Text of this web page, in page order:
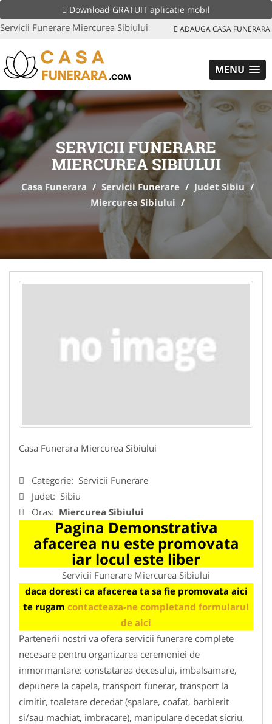
Download GRATUIT aplicatie mobil
Servicii Funerare Miercurea Sibiului ADAUGA CASA FUNERARA
MENU
SERVICII FUNERARE
MIERCUREA SIBIULUI
Casa Funerara / Servicii Funerare / Judet Sibiu /
Miercurea Sibiului /
Casa Funerara Miercurea Sibiului
Categorie: Servicii Funerare
Judet: Sibiu
Oras: Miercurea Sibiului
Pagina Demonstrativa
afacerea nu este promovata
iar locul este liber
Servicii Funerare Miercurea Sibiului
daca doresti ca afacerea ta sa fie promovata aici
te rugam contacteaza-ne completand formularul
de aici
Partenerii nostri va ofera servicii funerare complete
necesare pentru organizarea ceremoniei de
inmormantare: constatarea decesului, imbalsamare,
depunere la capela, transport funerar, transport la
cimitir, toaletare decedat (spalare, coafat, barbierit
si/sau machiat, imbracare), manipulare decedat sicriu,